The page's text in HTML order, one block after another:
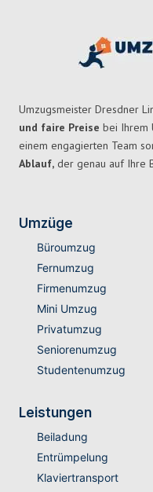
Umzugsmeister Dresdner
und faire Preise bei Ihrem
einem engagierten Team
Ablauf, der genau auf Ihre
Umzüge
Büroumzug
Fernumzug
Firmenumzug
Mini Umzug
Privatumzug
Seniorenumzug
Studentenumzug
Leistungen
Beiladung
Entrümpelung
Klaviertransport